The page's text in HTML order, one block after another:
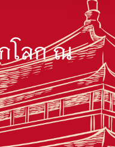
โลก ณ